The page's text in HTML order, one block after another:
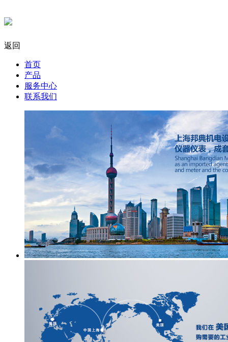
返回
首页
产品
服务中心
联系我们